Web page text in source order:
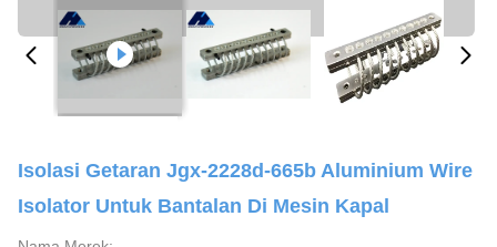
Isolasi Getaran Jgx-2228d-665b Aluminium Wire
Isolator Untuk Bantalan Di Mesin Kapal